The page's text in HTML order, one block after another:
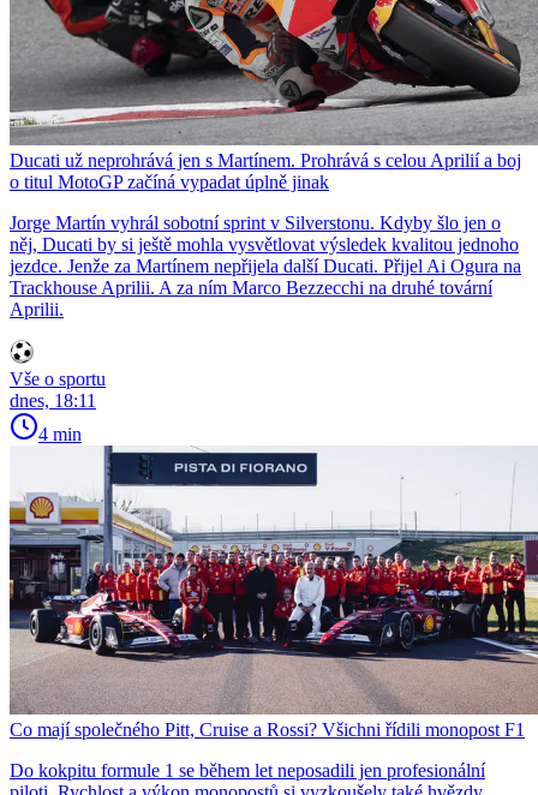
Ducati už neprohrává jen s Martínem. Prohrává s celou Aprilií a boj
o titul MotoGP začíná vypadat úplně jinak
Jorge Martín vyhrál sobotní sprint v Silverstonu. Kdyby šlo jen o
něj, Ducati by si ještě mohla vysvětlovat výsledek kvalitou jednoho
jezdce. Jenže za Martínem nepřijela další Ducati. Přijel Ai Ogura na
Trackhouse Aprilii. A za ním Marco Bezzecchi na druhé tovární
Aprilii.
Vše o sportu
dnes, 18:11
4 min
Co mají společného Pitt, Cruise a Rossi? Všichni řídili monopost F1
Do kokpitu formule 1 se během let neposadili jen profesionální